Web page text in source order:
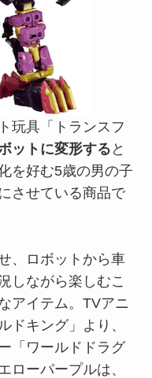
玩具「トランスフ
ットに変形すると
を好む5歳の男の子
させている商品で
、ロボットから車
しながら楽しむこ
アイテム。TVアニ
ドキング」より、
「ワールドドラグ
ローパープルは、